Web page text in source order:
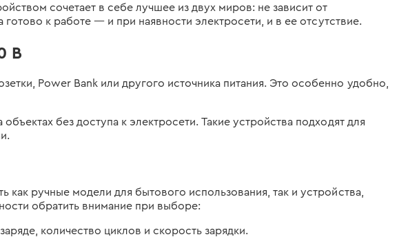
0 800 200 500
сочетает в себе лучшее из двух миров: не зависит от
к работе — и при наявности электросети, и в ее отсутствие.
В
Power Bank или другого источника питания. Это особенно удобно,
без доступа к электросети. Такие устройства подходят для
ручные модели для бытового использования, так и устройства,
обратить внимание при выборе:
количество циклов и скорость зарядки.